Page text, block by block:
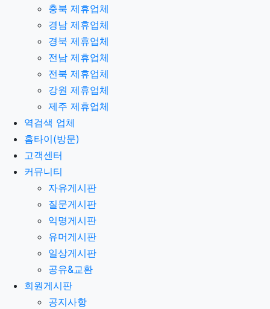
충북 제휴업체
경남 제휴업체
경북 제휴업체
전남 제휴업체
전북 제휴업체
강원 제휴업체
제주 제휴업체
역검색 업체
홈타이(방문)
고객센터
커뮤니티
자유게시판
질문게시판
익명게시판
유머게시판
일상게시판
공유&교환
회원게시판
공지사항